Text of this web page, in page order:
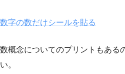
数字の数だけシールを貼る
数概念についてのプリントもある
い。